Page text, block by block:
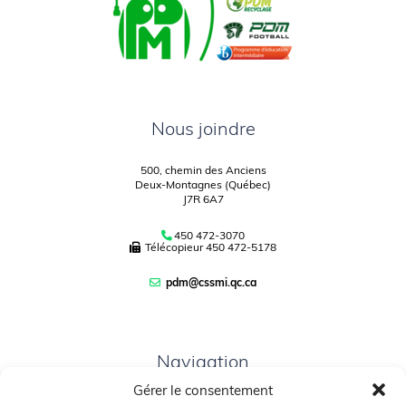
Gérer le consentement
Nous joindre
500, chemin des Anciens
Deux-Montagnes (Québec)
J7R 6A7
450 472-3070
Télécopieur450 472-5178
pdm@cssmi.qc.ca
Navigation